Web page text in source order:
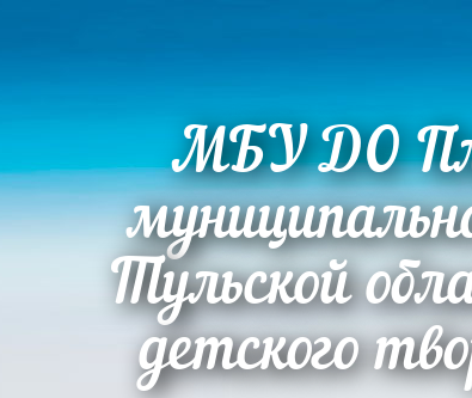
МБУ ДО
Тульской
детского